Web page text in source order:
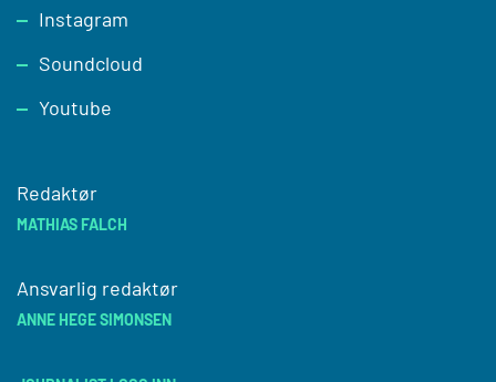
Instagram
Soundcloud
Youtube
Redaktør
MATHIAS FALCH
Ansvarlig redaktør
ANNE HEGE SIMONSEN